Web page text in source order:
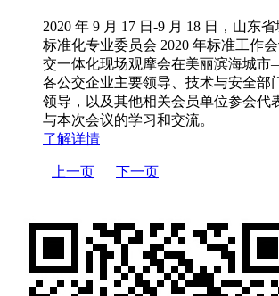
2020 年 9 月 17 日-9 月 18 日，山东
标准化专业委员会 2020 年标准工作
交一体化现场观摩会在美丽滨海城
各公交企业主要领导、技术与安全部
领导，以及其他相关会员单位参会代
与本次会议的学习和交流。
了解详情
上一页 下一页